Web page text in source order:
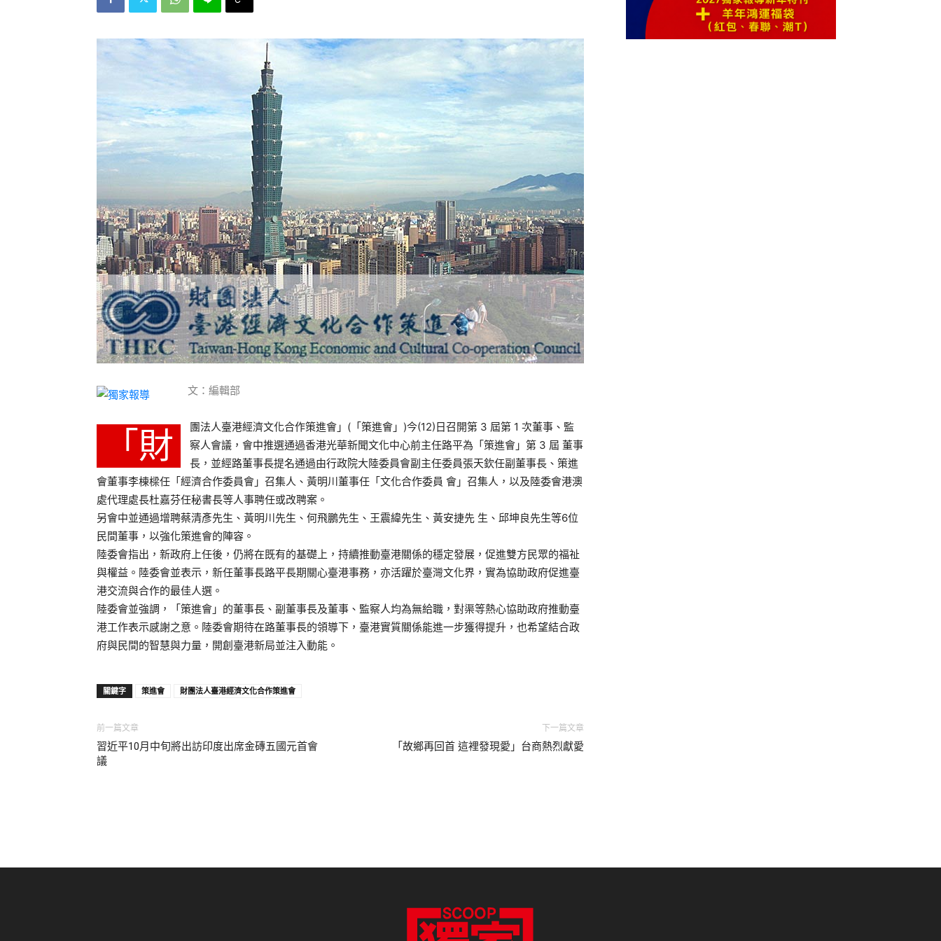
文：編輯部
「財
團法人臺港經濟文化合作策進會」(「策進會」)今(12)日召開第 3 屆第 1 次董事、監
察人會議，會中推選通過香港光華新聞文化中心前主任路平為「策進會」第 3 屆 董事
長，並經路董事長提名通過由行政院大陸委員會副主任委員張天欽任副董事長、策進
會董事李棟樑任「經濟合作委員會」召集人、黃明川董事任「文化合作委員 會」召集人，以及陸委會港澳
處代理處長杜嘉芬任秘書長等人事聘任或改聘案。
另會中並通過增聘蔡清彥先生、黃明川先生、何飛鵬先生、王震緯先生、黃安捷先 生、邱坤良先生等6位
民間董事，以強化策進會的陣容。
陸委會指出，新政府上任後，仍將在既有的基礎上，持續推動臺港關係的穩定發展，促進雙方民眾的福祉
與權益。陸委會並表示，新任董事長路平長期關心臺港事務，亦活躍於臺灣文化界，實為協助政府促進臺
港交流與合作的最佳人選。
陸委會並強調，「策進會」的董事長、副董事長及董事、監察人均為無給職，對渠等熱心協助政府推動臺
港工作表示感謝之意。陸委會期待在路董事長的領導下，臺港實質關係能進一步獲得提升，也希望結合政
府與民間的智慧與力量，開創臺港新局並注入動能。
關鍵字 策進會 財團法人臺港經濟文化合作策進會
前一篇文章
習近平10月中旬將出訪印度出席金磚五國元首會
議
下一篇文章
「故鄉再回首 這裡發現愛」台商熱烈獻愛